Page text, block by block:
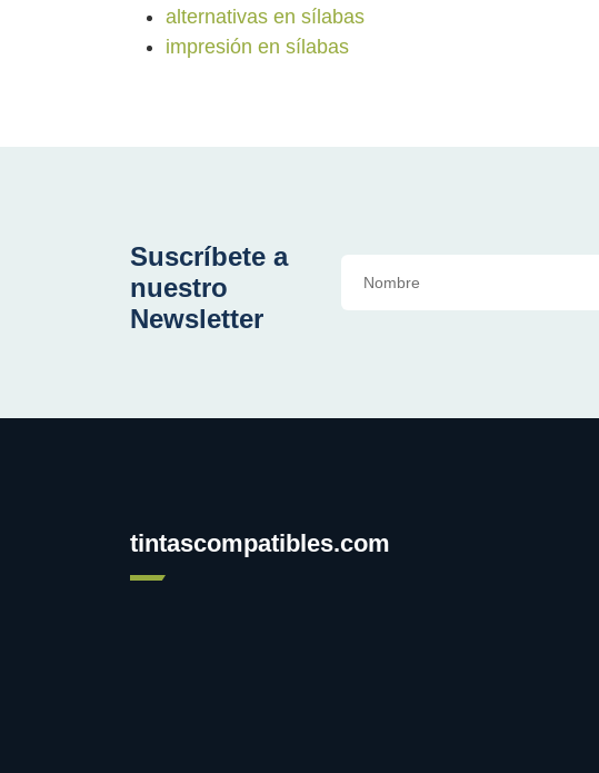
alternativas en sílabas
impresión en sílabas
Suscríbete a
nuestro
Newsletter
tintascompatibles.com